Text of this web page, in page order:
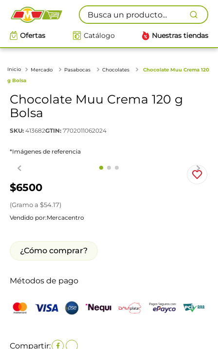
Busca un producto...
Ofertas Catálogo Nuestras tiendas
Mercado Pasabocas Chocolates
Chocolate Muu Crema 120
g Bolsa
Chocolate Muu Crema 120 g
Bolsa
SKU: 413682GTIN: 7702011062024
*Imágenes de referencia
$6500
(Gramoa $54.17)
Vendido por:Mercacentro
¿Cómo comprar?
Métodos de pago
Compartir: